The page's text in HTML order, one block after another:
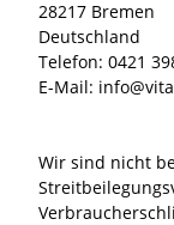
28217 Bremen
Deutschland
Telefon: 0421
E-Mail:
Wir sind nicht